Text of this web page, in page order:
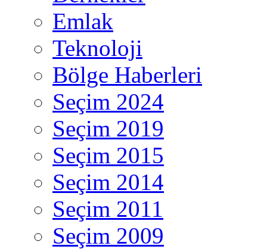
Emlak
Teknoloji
Bölge Haberleri
Seçim 2024
Seçim 2019
Seçim 2015
Seçim 2014
Seçim 2011
Seçim 2009